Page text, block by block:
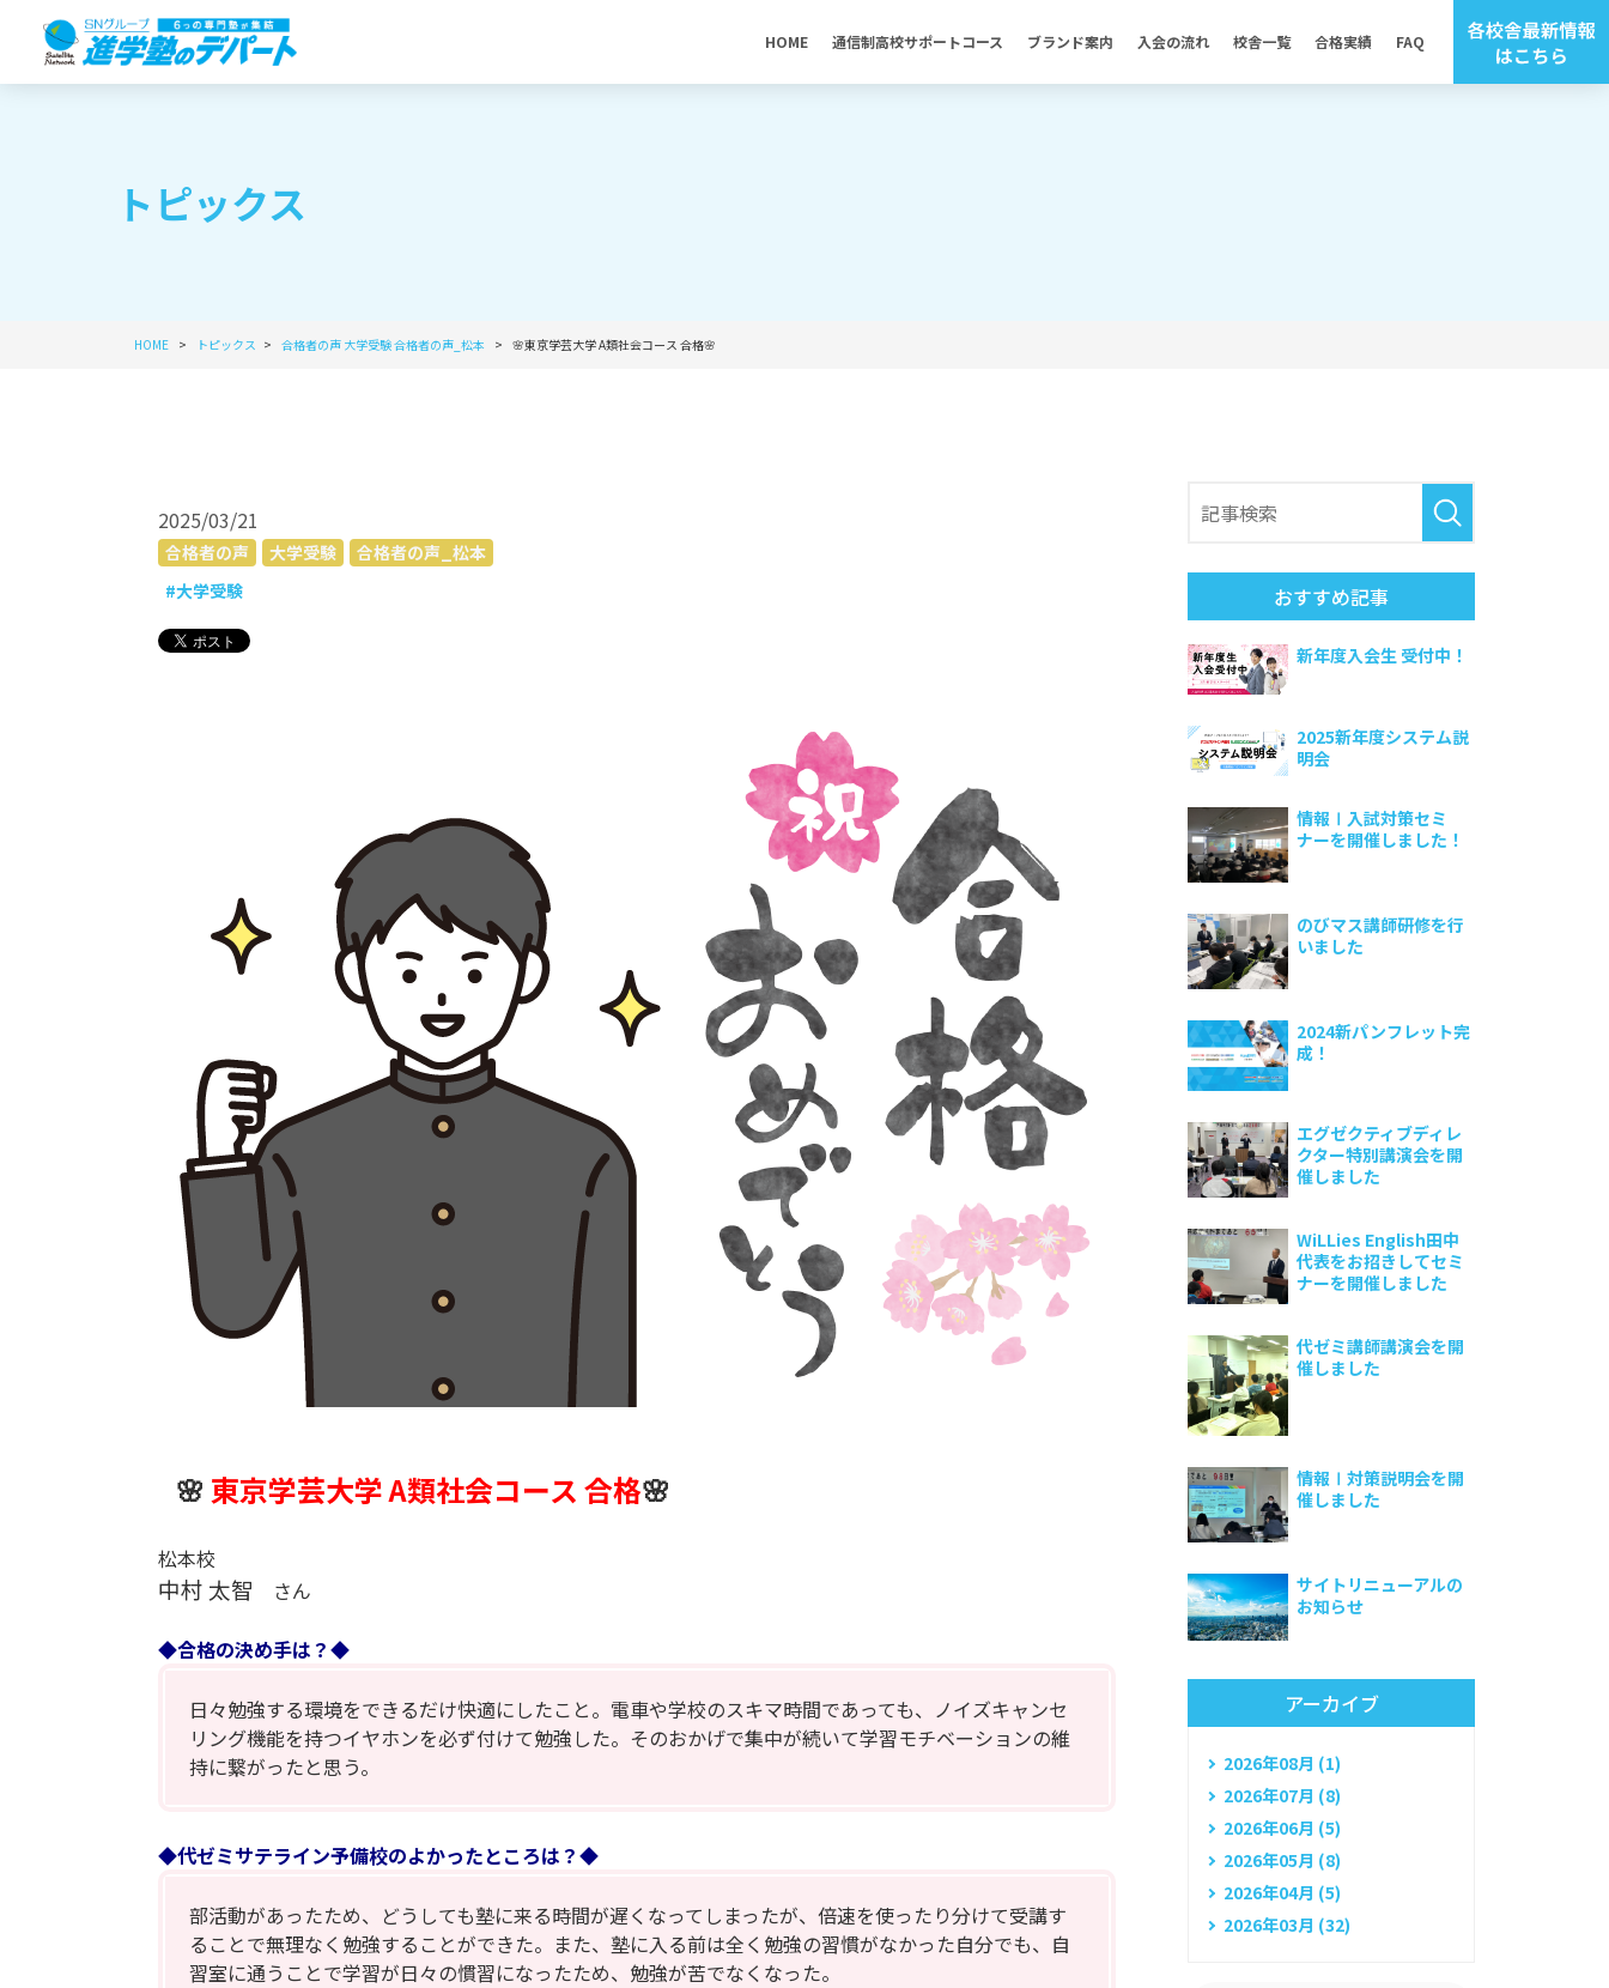
HOME 通信制高校サポートコース ブランド案内 入会の流れ 校舎一覧 合格実績 FAQ
トピックス
HOME トピックス 合格者の声 大学受験合格者の声_松本 🌸東京学芸大学 A類社会コース 合格🌸
2025/03/21
合格者の声 大学受験
合格者の声_松本
#大学受験
🌸 東京学芸大学 A類社会コース 合格🌸
松本校
中村 太智 さん
◆合格の決め手は？◆
日々勉強する環境をできるだけ快適にしたこと。電車や学校のスキマ時間であっても、ノイズキャンセ
リング機能を持つイヤホンを必ず付けて勉強した。そのおかげで集中が続いて学習モチベーションの維
持に繋がったと思う。
◆代ゼミサテライン予備校のよかったところは？◆
部活動があったため、どうしても塾に来る時間が遅くなってしまったが、倍速を使ったり分けて受講す
ることで無理なく勉強することができた。また、塾に入る前は全く勉強の習慣がなかった自分でも、自
習室に通うことで学習が日々の慣習になったため、勉強が苦でなくなった。
おすすめ記事
新年度入会生 受付中！
2025新年度システム説
明会
情報Ⅰ入試対策セミ
ナーを開催しました！
のびマス講師研修を行
いました
2024新パンフレット完
成！
エグゼクティブディレ
クター特別講演会を開
催しました
WiLLies English田中
代表をお招きしてセミ
ナーを開催しました
代ゼミ講師講演会を開
催しました
情報Ⅰ対策説明会を開
催しました
サイトリニューアルの
お知らせ
アーカイブ
2026年08月 (1)
2026年07月 (8)
2026年06月 (5)
2026年05月 (8)
2026年04月 (5)
2026年03月 (32)